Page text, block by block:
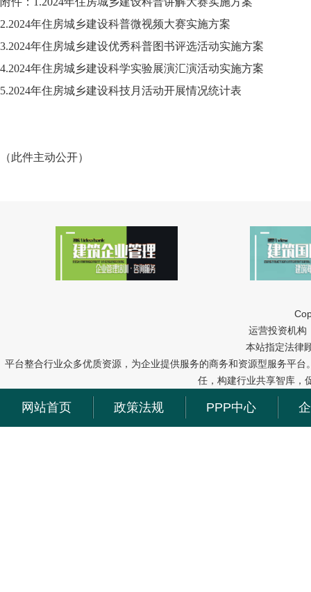
2.2024年住房城乡建设科普微视频大赛实施方案
3.2024年住房城乡建设优秀科普图书评选活动实施方案
4.2024年住房城乡建设科学实验展演汇演活动实施方案
5.2024年住房城乡建设科技月活动开展情况统计表
（此件主动公开）
运营投资机构
本站指定法律
平台整合行业众多优质资源，为企业提供服务的商务和资源型服务平
任，构建行业共享智库，
网站首页 政策法规 PPP中心